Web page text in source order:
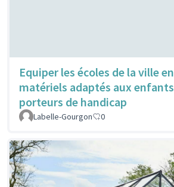
Equiper les écoles de la ville en
matériels adaptés aux enfants
porteurs de handicap
Labelle-Gourgon 0